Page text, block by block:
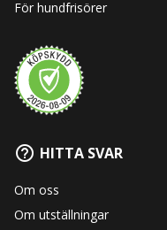
För hundfrisörer
HITTA SVAR
Om oss
Om utställningar